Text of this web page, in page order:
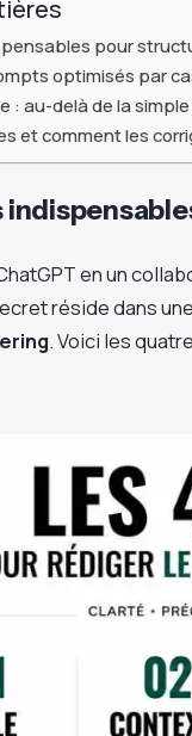
pour
optimisés par
: au-delà de la
et comment les
en un
réside dans
. Voici les